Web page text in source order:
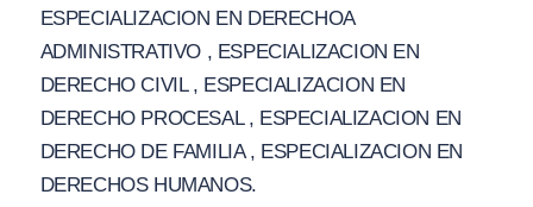
ESPECIALIZACION EN DERECHOA
ADMINISTRATIVO , ESPECIALIZACION EN
DERECHO CIVIL , ESPECIALIZACION EN
DERECHO PROCESAL , ESPECIALIZACION EN
DERECHO DE FAMILIA , ESPECIALIZACION EN
DERECHOS HUMANOS.